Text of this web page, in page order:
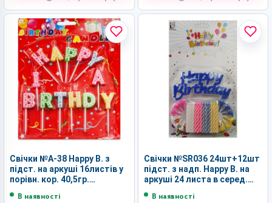
Свічки №А-38 Happy B. з
підст. на аркуші 16листів у
порівн. кор. 40,5гр.
В наявності
Свічки №SR036 24шт+12шт
підст. з надп. Happy B. на
аркуші 24 листа в серед.
В наявності